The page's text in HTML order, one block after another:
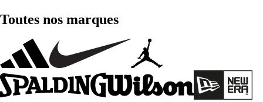
Toutes nos marques